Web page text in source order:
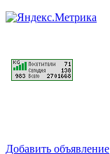
Добавить объявление